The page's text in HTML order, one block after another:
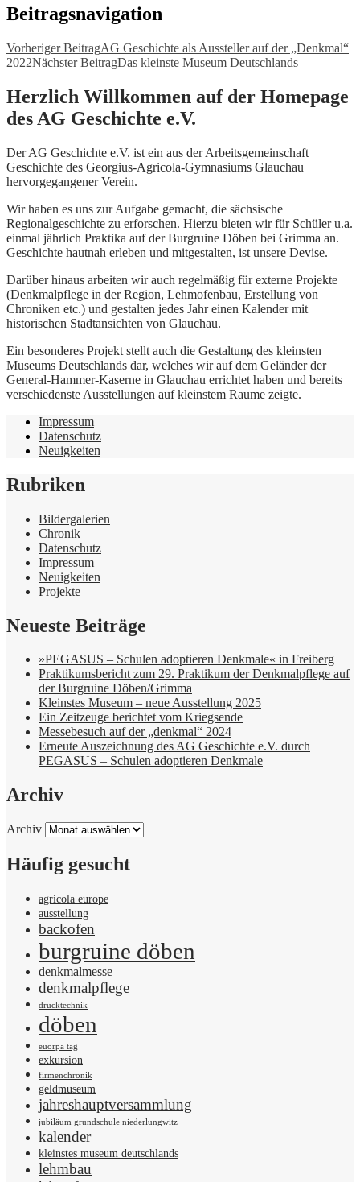
Beitragsnavigation
Vorheriger BeitragAG Geschichte als Aussteller auf der „Denkmal“
2022Nächster BeitragDas kleinste Museum Deutschlands
Herzlich Willkommen auf der Homepage
des AG Geschichte e.V.
Der AG Geschichte e.V. ist ein aus der Arbeitsgemeinschaft
Geschichte des Georgius-Agricola-Gymnasiums Glauchau
hervorgegangener Verein.
Wir haben es uns zur Aufgabe gemacht, die sächsische
Regionalgeschichte zu erforschen. Hierzu bieten wir für Schüler u.a.
einmal jährlich Praktika auf der Burgruine Döben bei Grimma an.
Geschichte hautnah erleben und mitgestalten, ist unsere Devise.
Darüber hinaus arbeiten wir auch regelmäßig für externe Projekte
(Denkmalpflege in der Region, Lehmofenbau, Erstellung von
Chroniken etc.) und gestalten jedes Jahr einen Kalender mit
historischen Stadtansichten von Glauchau.
Ein besonderes Projekt stellt auch die Gestaltung des kleinsten
Museums Deutschlands dar, welches wir auf dem Geländer der
General-Hammer-Kaserne in Glauchau errichtet haben und bereits
verschiedenste Ausstellungen auf kleinstem Raume zeigte.
Impressum
Datenschutz
Neuigkeiten
Rubriken
Bildergalerien
Chronik
Datenschutz
Impressum
Neuigkeiten
Projekte
Neueste Beiträge
»PEGASUS – Schulen adoptieren Denkmale« in Freiberg
Praktikumsbericht zum 29. Praktikum der Denkmalpflege auf
der Burgruine Döben/Grimma
Kleinstes Museum – neue Ausstellung 2025
Ein Zeitzeuge berichtet vom Kriegsende
Messebesuch auf der „denkmal“ 2024
Erneute Auszeichnung des AG Geschichte e.V. durch
PEGASUS – Schulen adoptieren Denkmale
Archiv
Archiv
Häufig gesucht
agricola europe
ausstellung
backofen
burgruine döben
denkmalmesse
denkmalpflege
drucktechnik
döben
euorpa tag
exkursion
firmenchronik
geldmuseum
jahreshauptversammlung
jubiläum grundschule niederlungwitz
kalender
kleinstes museum deutschlands
lehmbau